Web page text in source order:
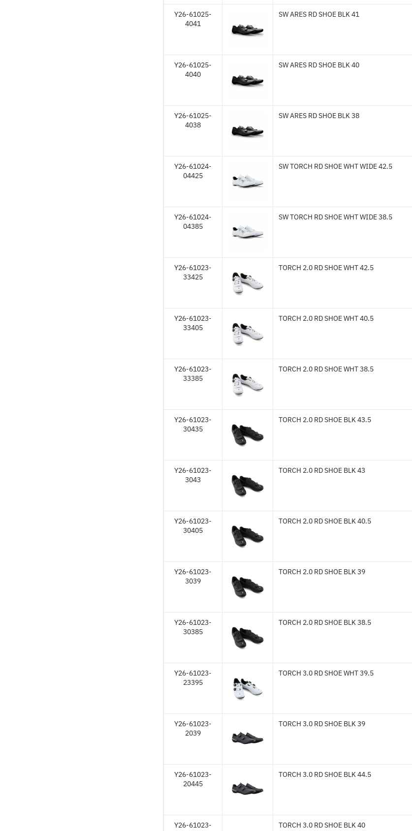
Y26-61025-
4041
SW ARES RD SHOE BLK 41
Y26-61025-
4040
SW ARES RD SHOE BLK 40
Y26-61025-
4038
SW ARES RD SHOE BLK 38
Y26-61024-
04425
SW TORCH RD SHOE WHT WIDE 42.5
Y26-61024-
04385
SW TORCH RD SHOE WHT WIDE 38.5
Y26-61023-
33425
TORCH 2.0 RD SHOE WHT 42.5
Y26-61023-
33405
TORCH 2.0 RD SHOE WHT 40.5
Y26-61023-
33385
TORCH 2.0 RD SHOE WHT 38.5
Y26-61023-
30435
TORCH 2.0 RD SHOE BLK 43.5
Y26-61023-
3043
TORCH 2.0 RD SHOE BLK 43
Y26-61023-
30405
TORCH 2.0 RD SHOE BLK 40.5
Y26-61023-
3039
TORCH 2.0 RD SHOE BLK 39
Y26-61023-
30385
TORCH 2.0 RD SHOE BLK 38.5
Y26-61023-
23395
TORCH 3.0 RD SHOE WHT 39.5
Y26-61023-
2039
TORCH 3.0 RD SHOE BLK 39
Y26-61023-
20445
TORCH 3.0 RD SHOE BLK 44.5
Y26-61023-
TORCH 3.0 RD SHOE BLK 40